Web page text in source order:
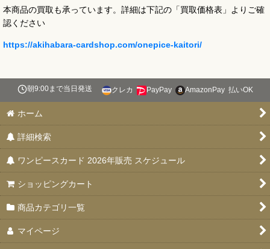
本商品の買取も承っています。詳細は下記の「買取価格表」よりご確
認ください
https://akihabara-cardshop.com/onepice-kaitori/
朝9:00まで当日発送 クレカ PayPay AmazonPay 払いOK
ホーム
詳細検索
ワンピースカード 2026年販売 スケジュール
ショッピングカート
商品カテゴリ一覧
マイページ